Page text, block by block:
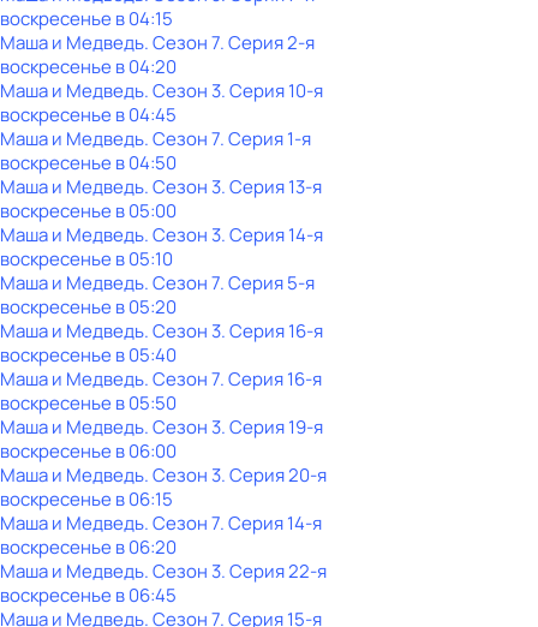
воскресенье в04:15
Маша и Медведь. Сезон 7. Серия 2-я
воскресенье в04:20
Маша и Медведь. Сезон 3. Серия 10-я
воскресенье в04:45
Маша и Медведь. Сезон 7. Серия 1-я
воскресенье в04:50
Маша и Медведь. Сезон 3. Серия 13-я
воскресенье в05:00
Маша и Медведь. Сезон 3. Серия 14-я
воскресенье в05:10
Маша и Медведь. Сезон 7. Серия 5-я
воскресенье в05:20
Маша и Медведь. Сезон 3. Серия 16-я
воскресенье в05:40
Маша и Медведь. Сезон 7. Серия 16-я
воскресенье в05:50
Маша и Медведь. Сезон 3. Серия 19-я
воскресенье в06:00
Маша и Медведь. Сезон 3. Серия 20-я
воскресенье в06:15
Маша и Медведь. Сезон 7. Серия 14-я
воскресенье в06:20
Маша и Медведь. Сезон 3. Серия 22-я
воскресенье в06:45
Маша и Медведь. Сезон 7. Серия 15-я